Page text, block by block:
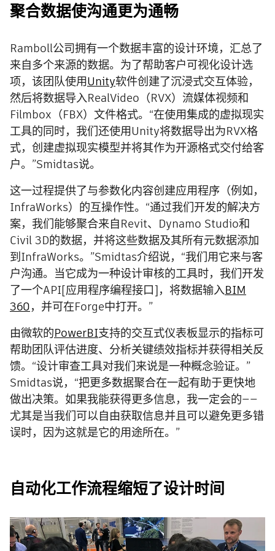
聚合数据使沟通更为通畅
Ramboll公司拥有一个数据丰富的设计环境，汇总了
来自多个来源的数据。为了帮助客户可视化设计选
项，该团队使用Unity软件创建了沉浸式交互体验，
然后将数据导入RealVideo（RVX）流媒体视频和
Filmbox（FBX）文件格式。“在使用集成的虚拟现实
工具的同时，我们还使用Unity将数据导出为RVX格
式，创建虚拟现实模型并将其作为开源格式交付给客
户。”Smidtas说。
这一过程提供了与参数化内容创建应用程序（例如，
InfraWorks）的互操作性。“通过我们开发的解决方
案，我们能够聚合来自Revit、Dynamo Studio和
Civil 3D的数据，并将这些数据及其所有元数据添加
到InfraWorks。”Smidtas介绍说，“我们用它来与客
户沟通。当它成为一种设计审核的工具时，我们开发
了一个API[应用程序编程接口]，将数据输入BIM
360，并可在Forge中打开。”
由微软的PowerBI支持的交互式仪表板显示的指标可
帮助团队评估进度、分析关键绩效指标并获得相关反
馈。“设计审查工具对我们来说是一种概念验证。”
Smidtas说，“把更多数据聚合在一起有助于更快地
做出决策。如果我能获得更多信息，我一定会的——
尤其是当我们可以自由获取信息并且可以避免更多错
误时，因为这就是它的用途所在。”
自动化工作流程缩短了设计时间